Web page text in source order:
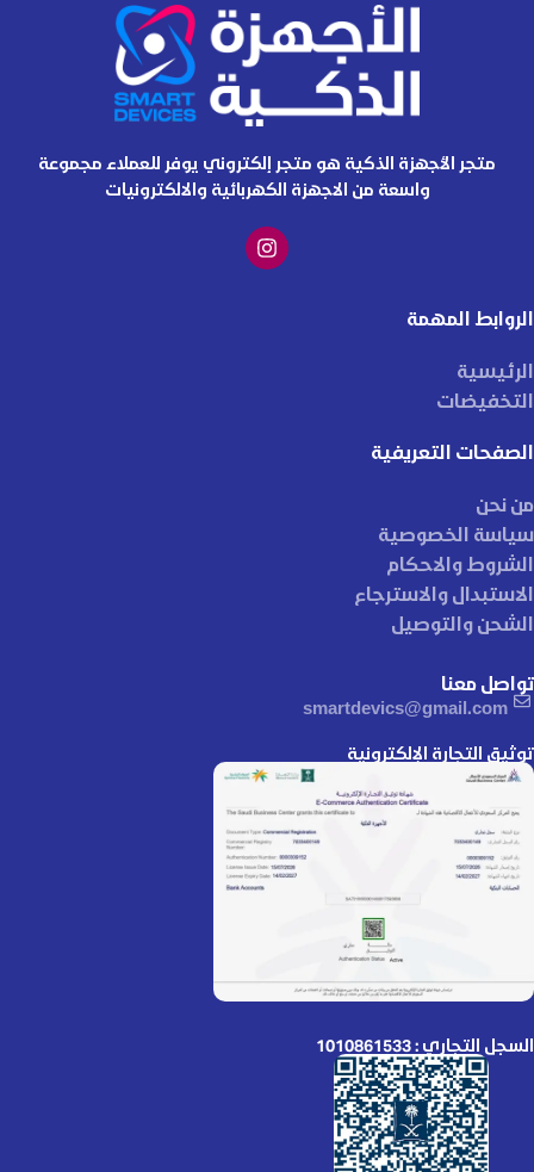
متجر الأجهزة الذكية هو متجر إلكتروني يوفر للعملاء مجموعة
واسعة من الاجهزة الكهربائية والالكترونيات
الروابط المهمة
الرئيسية
التخفيضات
الصفحات التعريفية
من نحن
سياسة الخصوصية
الشروط والاحكام
الاستبدال والاسترجاع
الشحن والتوصيل
تواصل معنا
smartdevics@gmail.com
توثيق التجارة الإلكترونية
السجل التجاري : 1010861533